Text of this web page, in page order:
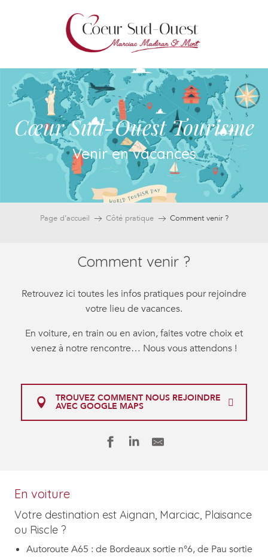
Cœur Sud-Ouest Tourisme
Venir en vacances
Page d’accueil Côté pratique Comment venir ?
Comment venir ?
Retrouvez ici toutes les infos pratiques pour rejoindre
votre lieu de vacances.
En voiture, en train ou en avion, faites votre choix et
venez à notre rencontre… Nous vous attendons !
TROUVEZ COMMENT NOUS REJOINDRE
AVEC GOOGLE MAPS
En voiture
Votre destination est Aignan, Marciac, Plaisance
ou Riscle ?
Autoroute A65 : de Bordeaux sortie n°6, de Pau sortie